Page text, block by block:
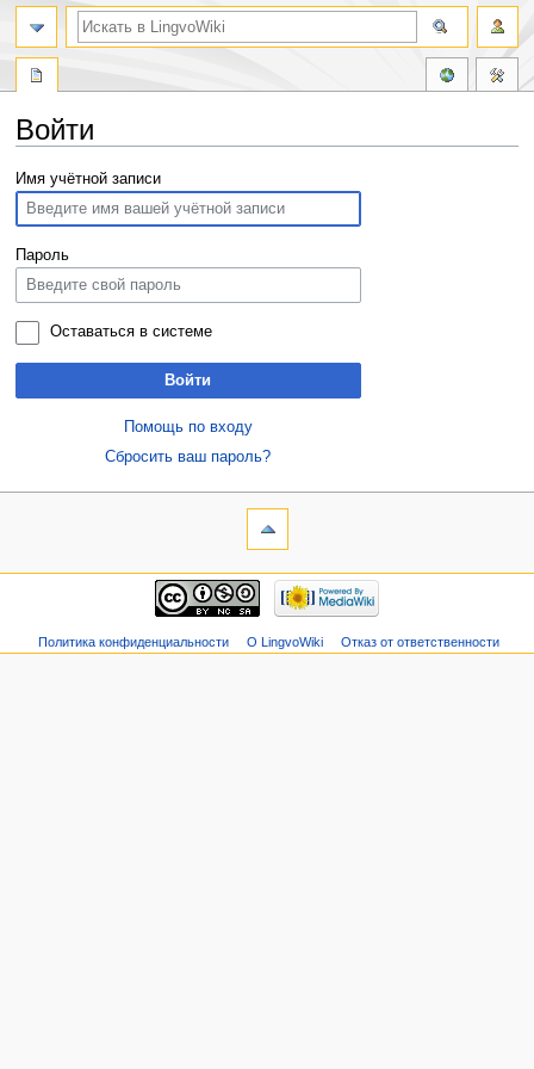
Войти
Перейти
навигации
Перейти
поиску
Имя учётной записи
Пароль
Оставаться в системе
Войти
Помощь по входу
Сбросить ваш пароль?
Политика конфиденциальности О LingvoWiki Отказ от ответственности